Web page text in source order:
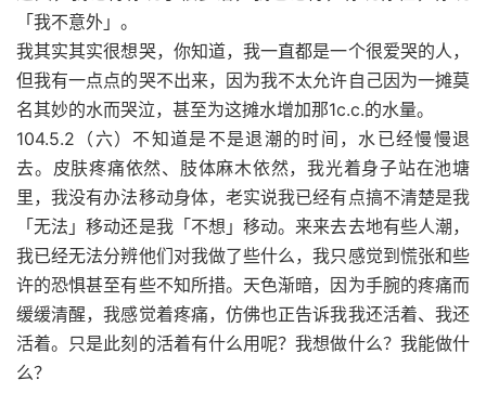
「我不意外」。
我其实其实很想哭，你知道，我一直都是一个很爱哭的人，
但我有一点点的哭不出来，因为我不太允许自己因为一摊莫
名其妙的水而哭泣，甚至为这摊水增加那1c.c.的水量。
104.5.2（六）不知道是不是退潮的时间，水已经慢慢退
去。皮肤疼痛依然、肢体麻木依然，我光着身子站在池塘
里，我没有办法移动身体，老实说我已经有点搞不清楚是我
「无法」移动还是我「不想」移动。来来去去地有些人潮，
我已经无法分辨他们对我做了些什么，我只感觉到慌张和些
许的恐惧甚至有些不知所措。天色渐暗，因为手腕的疼痛而
缓缓清醒，我感觉着疼痛，仿佛也正告诉我我还活着、我还
活着。只是此刻的活着有什么用呢？我想做什么？我能做什
么？